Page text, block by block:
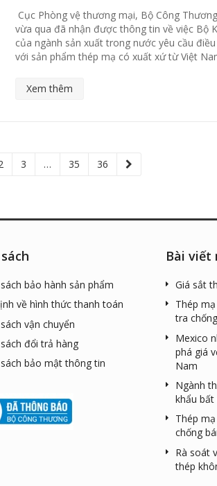
Cục Phòng vệ thương mại, Bộ Công
vừa qua đã nhận được thông tin về việc Bộ
của ngành sản xuất trong nước yêu cầu
với sản phẩm thép mạ có xuất xứ từ Việt
Xem thêm
3 … 35 36
bảo hành sản phẩm
về hình thức thanh toán
vận chuyển
đổi trả hàng
bảo mật thông tin
Bài viết
Giá sắt
Thép
tra
Mexico
phá giá
Nam
Ngành
khẩu bất
Thép
chống
Rà soát
thép